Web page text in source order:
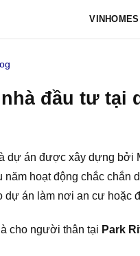
đầu tư tại
dự án được xây dựng bởi
năm hoạt động chắc chắn
dự án làm nơi an cư hoặc
cho người thân tại Park